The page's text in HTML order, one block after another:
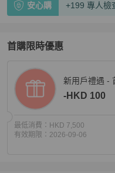
安心購 +199 專人檢
首購限時優惠
新用戶禮遇 -
-HKD 100
最低消費： HKD 7,500
有效期限： 2026-09-06